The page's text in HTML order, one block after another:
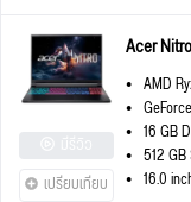
เปรียบเทียบ
Acer
AMD
16 GB
512
16.0